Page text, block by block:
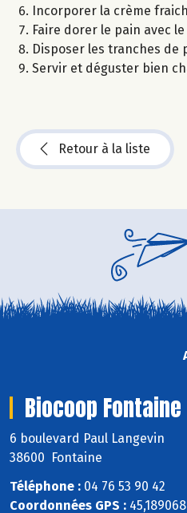
Incorporer la crème
Faire dorer le pain avec
Disposer les tranches
Servir et déguster bien
Retour à la liste
Biocoop Fontaine
6 boulevard Paul Langevin
38600 Fontaine
Téléphone : 04 76 53 90 42
Coordonnées GPS :